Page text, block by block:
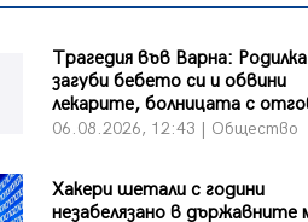
Трагедия във Варна: Родилка
загуби бебето си и обвини
лекарите, болницата с
06.08.2026, 12:43 | Общество
Хакери шетали с години
незабелязано в държавните